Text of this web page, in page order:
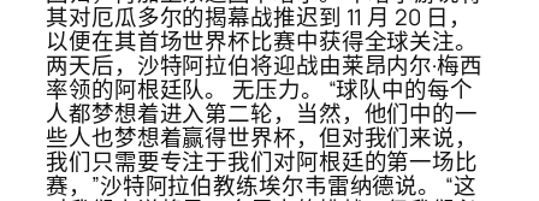
其对厄瓜多尔的揭幕战推迟到 11 月 20 日，
以便在其首场世界杯比赛中获得全球关注。
两天后，沙特阿拉伯将迎战由莱昂内尔·梅西
率领的阿根廷队。 无压力。 “球队中的每个
人都梦想着进入第二轮，当然，他们中的一
些人也梦想着赢得世界杯，但对我们来说，
我们只需要专注于我们对阿根廷的第一场比
赛，”沙特阿拉伯教练埃尔韦雷纳德说。 “这